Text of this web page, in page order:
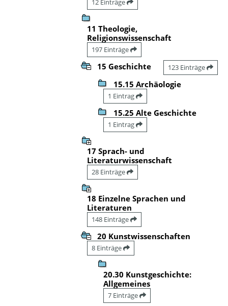
12 Einträge
11 Theologie,
Religionswissenschaft
197 Einträge
15 Geschichte 123 Einträge
15.15 Archäologie
1 Eintrag
15.25 Alte Geschichte
1 Eintrag
17 Sprach- und
Literaturwissenschaft
28 Einträge
18 Einzelne Sprachen und
Literaturen
148 Einträge
20 Kunstwissenschaften
8 Einträge
20.30 Kunstgeschichte:
Allgemeines
7 Einträge